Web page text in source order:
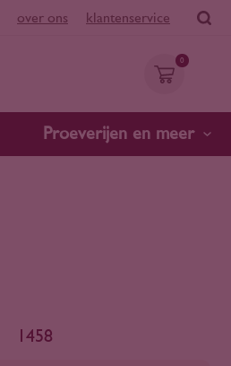
over ons klantenservice
0
Proeverijen en meer
1458